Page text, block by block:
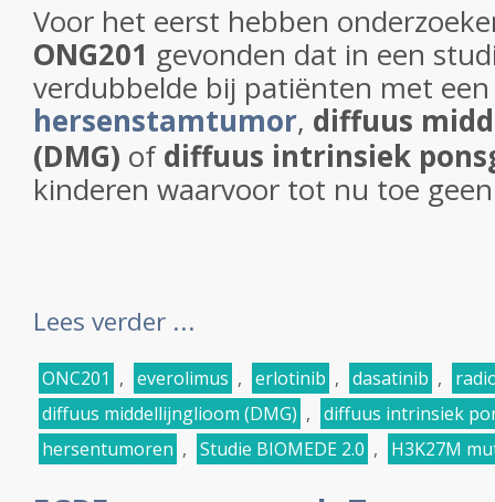
Voor het eerst hebben
ONG201 gevonden dat in een
verdubbelde bij patiënten met
hersenstamtumor, diffuus
(DMG) ofdiffuus intrinsiek
kinderen waarvoor tot nu toe
Lees verder ...
ONC201 , everolimus , erlotinib , dasatinib ,
diffuus middellijnglioom (DMG) , diffuus intrinsiek
hersentumoren , Studie BIOMEDE 2.0 , H3K27M